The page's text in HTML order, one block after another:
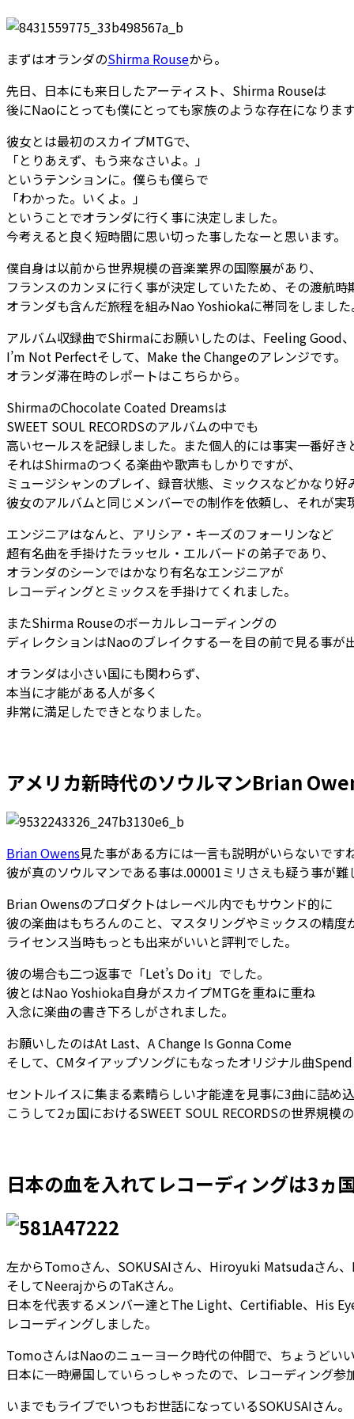
まずはオランダのShirma Rouseから。
先日、日本にも来日したアーティスト、Shirma Rouseは
後にNaoにとっても僕にとっても家族のような存在になります
彼女とは最初のスカイプMTGで、
「とりあえず、もう来なさいよ。」
というテンションに。僕らも僕らで
「わかった。いくよ。」
ということでオランダに行く事に決定しました。
今考えると良く短時間に思い切った事したなーと思います。
僕自身は以前から世界規模の音楽業界の国際展があり、
フランスのカンヌに行く事が決定していたため、その渡航時
オランダも含んだ旅程を組みNao Yoshiokaに帯同をしました
アルバム収録曲でShirmaにお願いしたのは、Feeling Good、
I’m Not Perfectそして、Make the Changeのアレンジです。
オランダ滞在時のレポートはこちらから。
ShirmaのChocolate Coated Dreamsは
SWEET SOUL RECORDSのアルバムの中でも
高いセールスを記録しました。また個人的には事実一番好き
それはShirmaのつくる楽曲や歌声もしかりですが、
ミュージシャンのプレイ、録音状態、ミックスなどかなり好
彼女のアルバムと同じメンバーでの制作を依頼し、それが実
エンジニアはなんと、アリシア・キーズのフォーリンなど
超有名曲を手掛けたラッセル・エルバードの弟子であり、
オランダのシーンではかなり有名なエンジニアが
レコーディングとミックスを手掛けてくれました。
またShirma Rouseのボーカルレコーディングの
ディレクションはNaoのブレイクするーを目の前で見る事が
オランダは小さい国にも関わらず、
本当に才能がある人が多く
非常に満足したできとなりました。
アメリカ新時代のソウルマンBrian
Brian Owens見た事がある方には一言も説明がいらないですね
彼が真のソウルマンである事は.00001ミリさえも疑う事が難
Brian Owensのプロダクトはレーベル内でもサウンド的に
彼の楽曲はもちろんのこと、マスタリングやミックスの精度
ライセンス当時もっとも出来がいいと評判でした。
彼の場合も二つ返事で「Let’s Do it」でした。
彼とはNao Yoshioka自身がスカイプMTGを重ねに重ね
入念に楽曲の書き下ろしがされました。
お願いしたのはAt Last、A Change Is Gonna Come
そして、CMタイアップソングにもなったオリジナル曲Spend
セントルイスに集まる素晴らしい才能達を見事に3曲に詰め込
こうして2ヵ国におけるSWEET SOUL RECORDSの世界規模
日本の血を入れてレコーディングは3ヵ国
左からTomoさん、SOKUSAIさん、Hiroyuki Matsudaさん、
そしてNeerajからのTaKさん。
日本を代表するメンバー達とThe Light、Certifiable、His
レコーディングしました。
TomoさんはNaoのニューヨーク時代の仲間で、ちょうどい
日本に一時帰国していらっしゃったので、レコーディング参
いまでもライブでいつもお世話になっているSOKUSAIさん。